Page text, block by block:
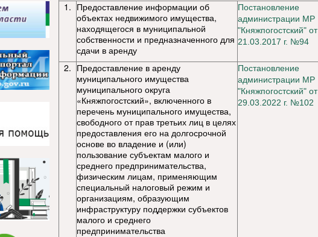
1. Предоставление информации об
объектах недвижимого имущества,
находящегося в муниципальной
собственности и предназначенного для
сдачи в аренду
Постановление
администрации МР
"Княжпогостский" от
21.03.2017 г. №94
2. Предоставление в аренду
муниципального имущества
муниципального округа
«Княжпогостский», включенного в
перечень муниципального имущества,
свободного от прав третьих лиц в целях
предоставления его на долгосрочной
основе во владение и (или)
пользование субъектам малого и
среднего предпринимательства,
физическим лицам, применяющим
специальный налоговый режим и
организациям, образующим
инфраструктуру поддержки субъектов
малого и среднего
предпринимательства
Постановление
администрации МР
"Княжпогостский" от
29.03.2022 г. №102